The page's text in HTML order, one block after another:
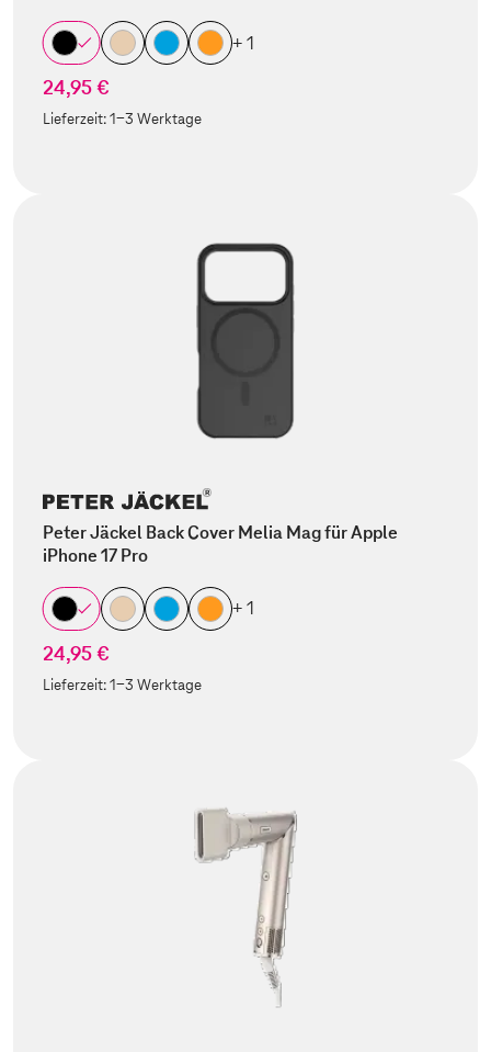
+ 1
24,95 €
Lieferzeit:1-3 Werktage
Peter Jäckel Back Cover Melia Mag für Apple
iPhone 17 Pro
+ 1
24,95 €
Lieferzeit:1-3 Werktage